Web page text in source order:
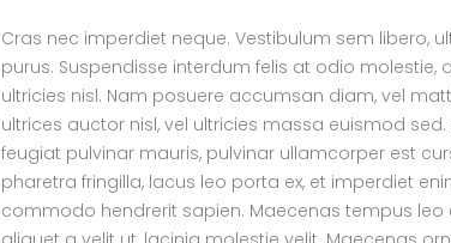
Cras nec imperdiet neque. Vestibulum sem libero,
purus. Suspendisse interdum felis at odio
ultricies nisl. Nam posuere accumsan diam, vel
ultrices auctor nisl, vel ultricies massa euismod
feugiat pulvinar mauris, pulvinar ullamcorper est
pharetra fringilla, lacus leo porta ex, et imperdiet
commodo hendrerit sapien. Maecenas tempus leo